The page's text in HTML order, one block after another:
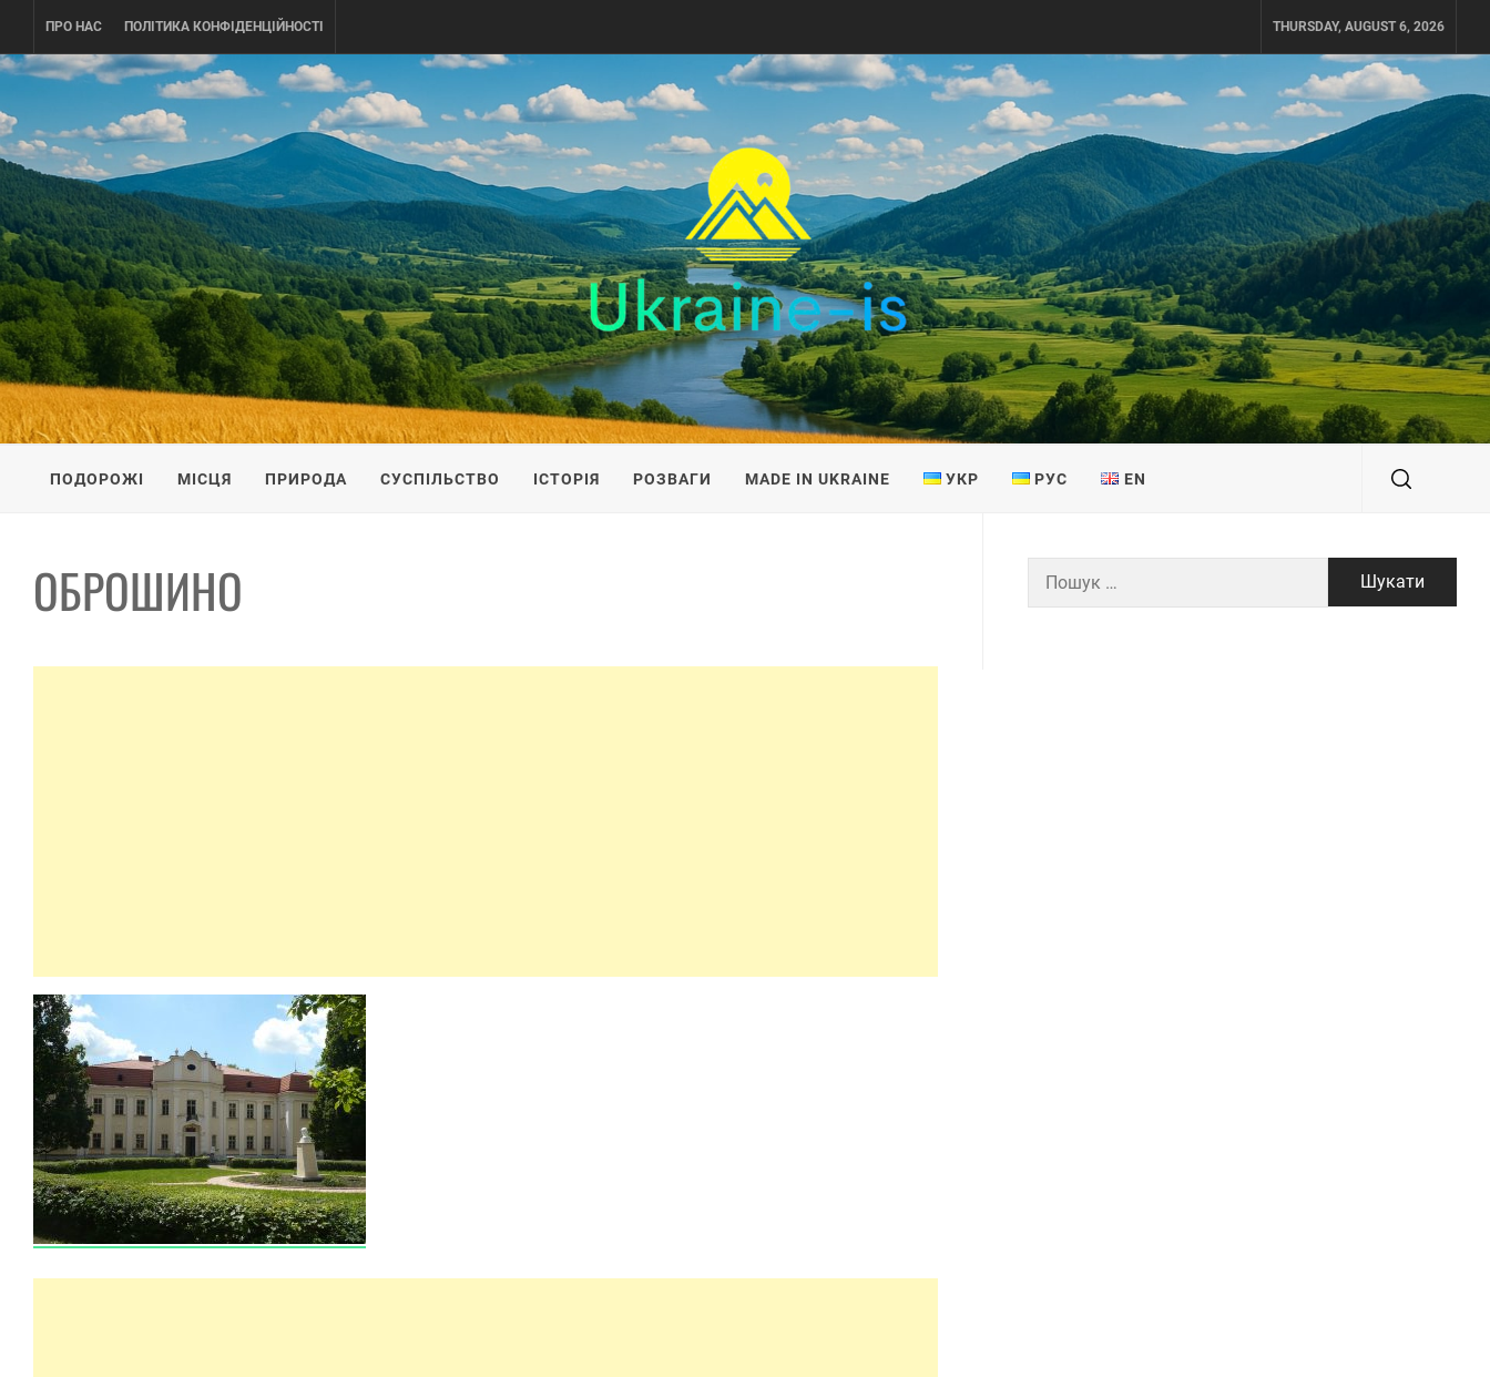
content
ПРО НАС ПОЛІТИКА КОНФІДЕНЦІЙНОСТІ THURSDAY, AUGUST 6, 2026
UKRAINE-IS
ПОДОРОЖI ПО УКРАЇНІ
ПОДОРОЖІ МІСЦЯ ПРИРОДА СУСПІЛЬСТВО ІСТОРІЯ РОЗВАГИ MADE IN UKRAINE УКР РУС EN
ОБРОШИНО